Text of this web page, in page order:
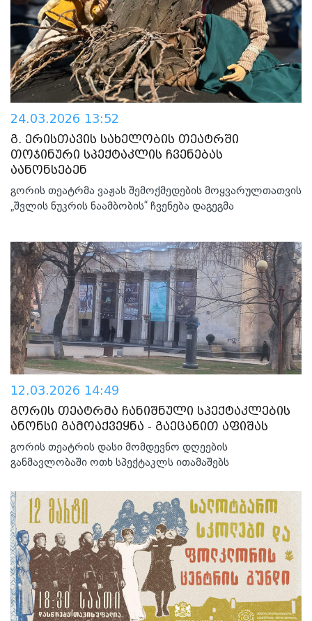
24.03.2026 13:52
გ. ერისთავის სახელობის თეატრში
თოჯინური სპექტაკლის ჩვენებას
აანონსებენ
გორის თეატრმა ვაჟას შემოქმედების მოყვარულთათვის
„შვლის ნუკრის ნაამბობის“ ჩვენება დაგეგმა
12.03.2026 14:49
გორის თეატრმა ჩანიშნული სპექტაკლების
ანონსი გამოაქვეყნა - გაეცანით აფიშას
გორის თეატრის დასი მომდევნო დღეების
განმავლობაში ოთხ სპექტაკლს ითამაშებს